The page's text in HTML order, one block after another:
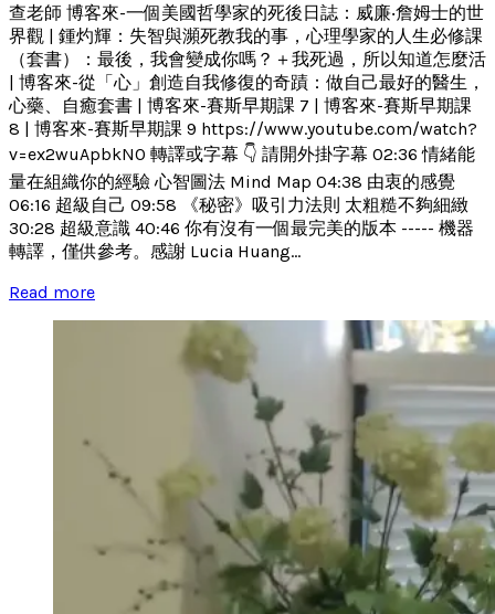
查老師 博客來-一個美國哲學家的死後日誌：威廉‧詹姆士的世
界觀 | 鍾灼輝：失智與瀕死教我的事，心理學家的人生必修課
（套書）：最後，我會變成你嗎？＋我死過，所以知道怎麼活
| 博客來-從「心」創造自我修復的奇蹟：做自己最好的醫生，
心藥、自癒套書 | 博客來-賽斯早期課 7 | 博客來-賽斯早期課
8 | 博客來-賽斯早期課 9 https://www.youtube.com/watch?
v=ex2wuApbkN0 轉譯或字幕 👇 請開外掛字幕 02:36 情緒能
量在組織你的經驗 心智圖法 Mind Map 04:38 由衷的感覺
06:16 超級自己 09:58 《秘密》吸引力法則 太粗糙不夠細緻
30:28 超級意識 40:46 你有沒有一個最完美的版本 ----- 機器
轉譯，僅供參考。感謝 Lucia Huang...
Read more